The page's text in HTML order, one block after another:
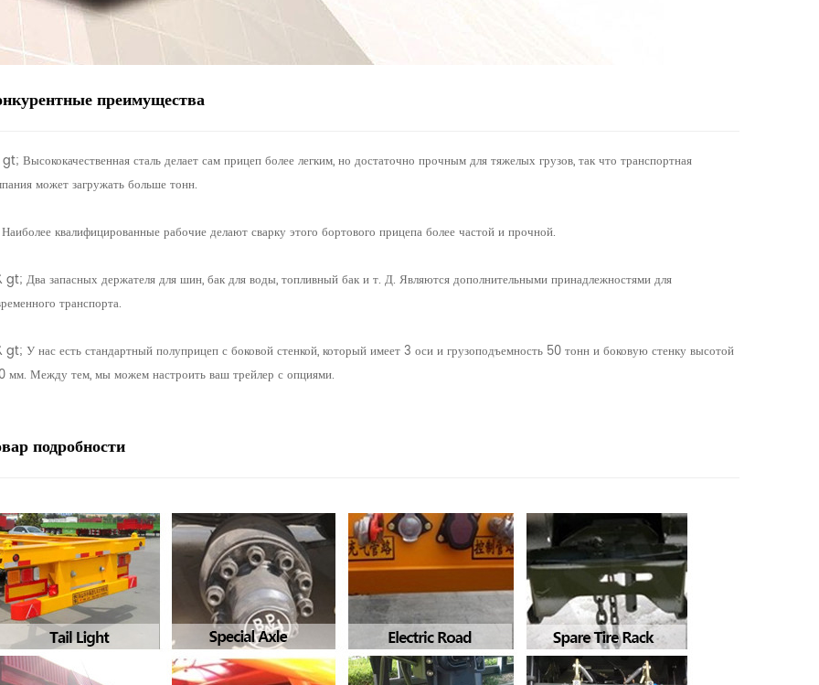
преимущества
Высококачественная сталь делает сам прицеп более легким, но достаточно прочным для тяжелых грузов, так что транспортная
может загружать больше тонн.
квалифицированные рабочие делают сварку этого бортового прицепа более частой и прочной.
gt; Два запасных держателя для шин, бак для воды, топливный бак и т. Д. Являются дополнительными принадлежностями для
транспорта.
gt; У нас есть стандартный полуприцеп с боковой стенкой, который имеет 3 оси и грузоподъемность 50 тонн и боковую стенку высотой
мм. Между тем, мы можем настроить ваш трейлер с опциями.
подробности